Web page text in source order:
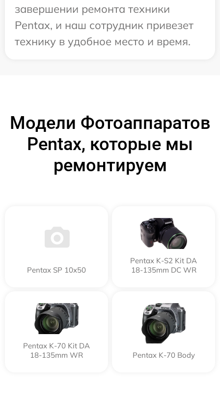
завершении ремонта техники
Pentax, и наш сотрудник привезет
технику в удобное место и время.
Модели Фотоаппаратов
Pentax, которые мы
ремонтируем
Pentax SP 10x50
Pentax K-S2 Kit DA
18-135mm DC WR
Pentax K-70 Kit DA
18-135mm WR
Pentax K-70 Body